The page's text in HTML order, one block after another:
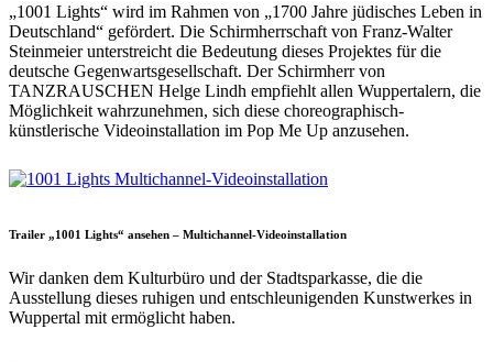
„1001 Lights“ wird im Rahmen von „1700 Jahre jüdisches Leben in
Deutschland“ gefördert. Die Schirmherrschaft von Franz-Walter
Steinmeier unterstreicht die Bedeutung dieses Projektes für die
deutsche Gegenwartsgesellschaft. Der Schirmherr von
TANZRAUSCHEN Helge Lindh empfiehlt allen Wuppertalern, die
Möglichkeit wahrzunehmen, sich diese choreographisch-
künstlerische Videoinstallation im Pop Me Up anzusehen.
Trailer „1001 Lights“ ansehen – Multichannel-Videoinstallation
Wir danken dem Kulturbüro und der Stadtsparkasse, die die
Ausstellung dieses ruhigen und entschleunigenden Kunstwerkes in
Wuppertal mit ermöglicht haben.